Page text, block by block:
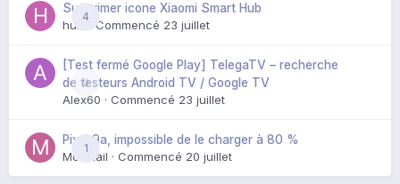
4
Supprimer icone Xiaomi Smart Hub
huik · Commencé 23 juillet
0
[Test fermé Google Play] TelegaTV – recherche
de testeurs Android TV / Google TV
Alex60 · Commencé 23 juillet
1
Pixel 9a, impossible de le charger à 80 %
Mozmail · Commencé 20 juillet